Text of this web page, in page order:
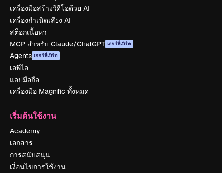
เครื่องมือสร้างวิดีโอด้วย AI
เครื่องกำเนิดเสียง AI
สต็อกเนื้อหา
MCP สำหรับ Claude/ChatGPT เออร์ลี่เบิร์ด
Agents เออร์ลี่เบิร์ด
เอพีไอ
แอปมือถือ
เครื่องมือ Magnific ทั้งหมด
เริ่มต้นใช้งาน
Academy
เอกสาร
การสนับสนุน
เงื่อนไขการใช้งาน